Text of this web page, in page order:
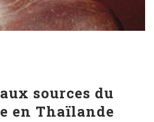
sources du
en Thaïlande